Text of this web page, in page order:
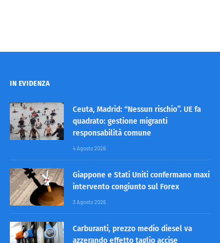
IN EVIDENZA
Ceuta, Madrid: “Nessun rischio”. UE fa
quadrato: gestione migranti
responsabilità comune
4 Agosto 2026
Giappone e Stati Uniti confermano maxi
intervento congiunto sul Forex
3 Agosto 2026
Carburanti, prezzo medio diesel va
azzerando effetto taglio accise